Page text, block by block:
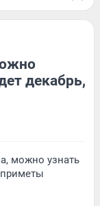
декабрь,
можно узнать